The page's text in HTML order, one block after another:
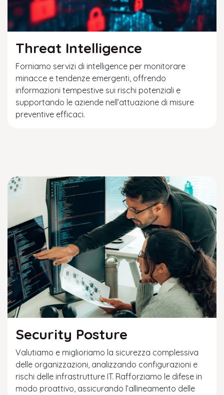
Threat Intelligence
Forniamo servizi di intelligence per monitorare
minacce e tendenze emergenti, offrendo
informazioni tempestive sui rischi potenziali e
supportando le aziende nell’attuazione di misure
preventive efficaci.
Security Posture
Valutiamo e miglioriamo la sicurezza complessiva
delle organizzazioni, analizzando configurazioni e
rischi delle infrastrutture IT. Rafforziamo le difese in
modo proattivo, assicurando l’allineamento delle